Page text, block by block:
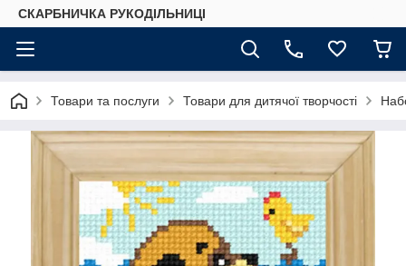
СКАРБНИЧКА РУКОДІЛЬНИЦІ
Товари та послуги Товари для дитячої творчості